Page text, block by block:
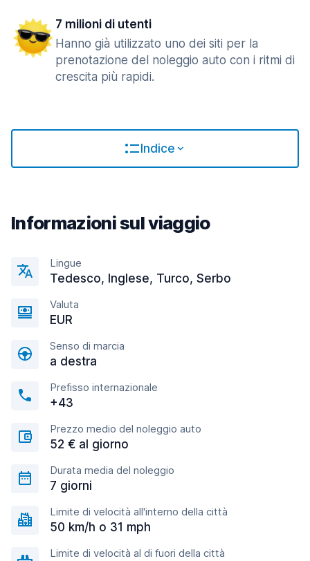
7 milioni di utenti
Hanno già utilizzato uno dei siti per la
prenotazione del noleggio auto con i ritmi di
crescita più rapidi.
Indice
Informazioni sul viaggio
Lingue
Tedesco, Inglese, Turco, Serbo
Valuta
EUR
Senso di marcia
a destra
Prefisso internazionale
+43
Prezzo medio del noleggio auto
52 € al giorno
Durata media del noleggio
7 giorni
Limite di velocità all'interno della città
50 km/h o 31 mph
Limite di velocità al di fuori della città